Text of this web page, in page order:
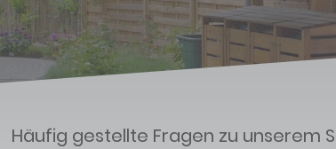
Häufig gestellte Fragen zu unserem